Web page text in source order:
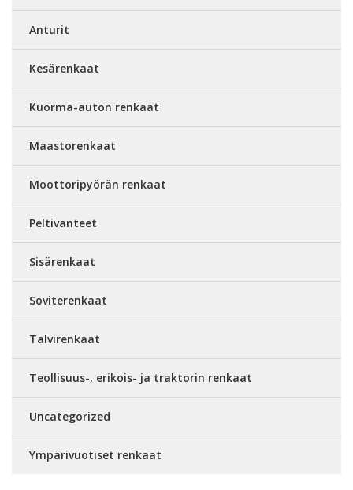
Anturit
Kesärenkaat
Kuorma-auton renkaat
Maastorenkaat
Moottoripyörän renkaat
Peltivanteet
Sisärenkaat
Soviterenkaat
Talvirenkaat
Teollisuus-, erikois- ja traktorin renkaat
Uncategorized
Ympärivuotiset renkaat